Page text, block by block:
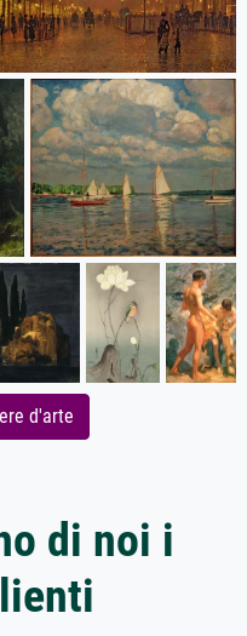
d'arte
di noi i